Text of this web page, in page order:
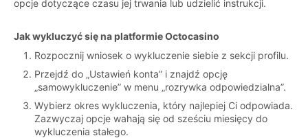
opcje dotyczące czasu jej trwania lub udzielić instrukcji.
Jak wykluczyć się na platformie Octocasino
Rozpocznij wniosek o wykluczenie siebie z sekcji profilu.
Przejdź do „Ustawień konta” i znajdź opcję
„samowykluczenie” w menu „rozrywka odpowiedzialna”.
Wybierz okres wykluczenia, który najlepiej Ci odpowiada.
Zazwyczaj opcje wahają się od sześciu miesięcy do
wykluczenia stałego.